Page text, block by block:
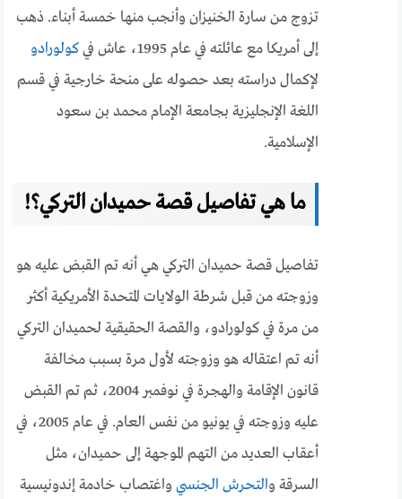
تزوج من سارة الخنيزان وأنجب منها خمسة أبناء. ذهب
إلى أمريكا مع عائلته في عام 1995، عاش في
كولورادو
لإكمال دراسته بعد حصوله على منحة خارجية في قسم
اللغة الإنجليزية بجامعة الإمام محمد بن سعود
الإسلامية.
ما هي تفاصيل قصة حميدان التركي؟!
تفاصيل قصة حميدان التركي هي أنه تم القبض عليه هو
وزوجته من قبل شرطة الولايات المتحدة الأمريكية أكثر
من مرة في كولورادو، والقصة الحقيقية لحميدان التركي
أنه تم اعتقاله هو وزوجته لأول مرة بسبب مخالفة
قانون الإقامة والهجرة في نوفمبر 2004، ثم تم القبض
عليه وزوجته في يونيو من نفس العام. في عام 2005، في
أعقاب العديد من التهم الموجهة إلى حميدان، مثل
السرقة والتحرش الجنسي واغتصاب خادمة إندونيسية